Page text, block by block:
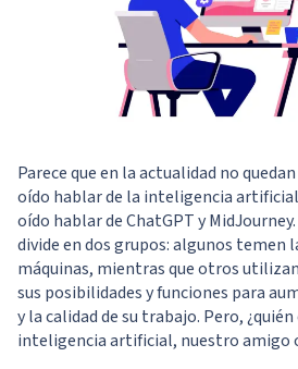
Parece que en la actualidad no
oído hablar de la inteligencia
oído hablar de ChatGPT y
divide en dos grupos: algunos temen
máquinas, mientras que otros
sus posibilidades y funciones para
y la calidad de su trabajo. Pero,
inteligencia artificial, nuestro amigo